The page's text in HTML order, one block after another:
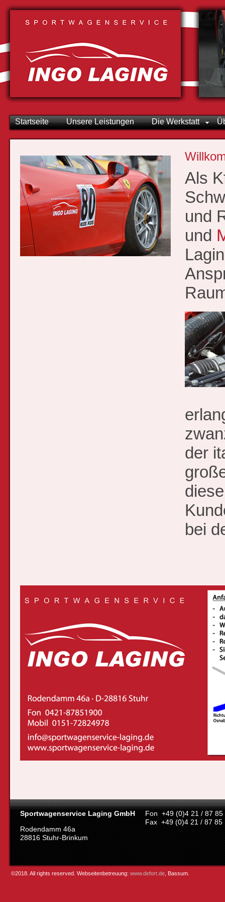
Startseite Unsere Leistungen Die Werkstatt
Als
und
und
der
bei
Sportwagenservice Laging GmbH
Rodendamm 46a
28816 Stuhr-Brinkum
Fon +49 (0)4 21 / 87 85
Fax +49 (0)4 21 / 87 85
©2018. All rights reserved. Webseitenbetreuung: www.defort.de , Bassum.